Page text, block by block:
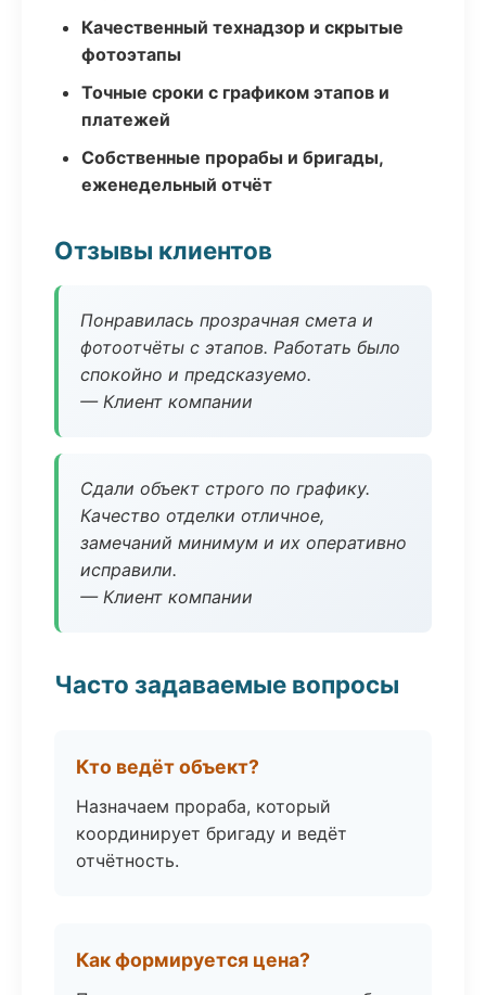
Качественный технадзор и скрытые
фотоэтапы
Точные сроки с графиком этапов и
платежей
Собственные прорабы и бригады,
еженедельный отчёт
Отзывы клиентов
Понравилась прозрачная смета и
фотоотчёты с этапов. Работать было
спокойно и предсказуемо.
— Клиент компании
Сдали объект строго по графику.
Качество отделки отличное,
замечаний минимум и их оперативно
исправили.
— Клиент компании
Часто задаваемые вопросы
Кто ведёт объект?
Назначаем прораба, который
координирует бригаду и ведёт
отчётность.
Как формируется цена?